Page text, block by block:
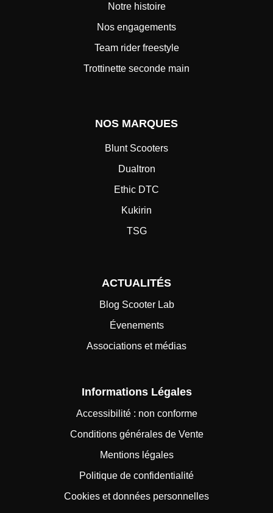
Notre histoire
Nos engagements
Team rider freestyle
Trottinette seconde main
NOS MARQUES
Blunt Scooters
Dualtron
Ethic DTC
Kukirin
TSG
ACTUALITÉS
Blog Scooter Lab
Évenements
Associations et médias
Informations Légales
Accessibilité : non conforme
Conditions générales de Vente
Mentions légales
Politique de confidentialité
Cookies et données personnelles